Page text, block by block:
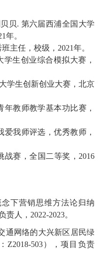
贝. 第六届西浦全国大学
1年。
主任，校级， 2021年。
学生创业综合模拟大赛，
学生创新创业大赛， 北京
年教师教学基本功比赛 ，
爱我师评选，优秀教师，
战赛，全国二等奖，2016
下营销思维方法论归纳
责人， 2022-2023。
通网络的大兴新区居民绿
Z2018-503）
，项目负责